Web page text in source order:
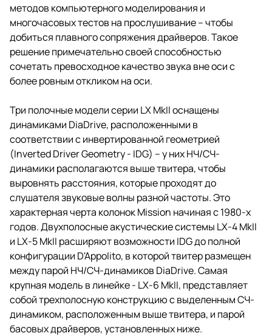
методов компьютерного моделирования и
многочасовых тестов на прослушивание – чтобы
добиться плавного сопряжения драйверов. Такое
решение примечательно своей способностью
сочетать превосходное качество звука вне оси с
более ровным откликом на оси.
Три полочные модели серии LX MkII оснащены
динамиками DiaDrive, расположенными в
соответствии с инвертированной геометрией
(Inverted Driver Geometry - IDG) – у них НЧ/СЧ-
динамики располагаются выше твитера, чтобы
выровнять расстояния, которые проходят до
слушателя звуковые волны разной частоты. Это
характерная черта колонок Mission начиная с 1980-х
годов. Двухполосные акустические системы LX-4 MkII
и LX-5 MkII расширяют возможности IDG до полной
конфигурации D'Appolito, в которой твитер размещен
между парой НЧ/СЧ-динамиков DiaDrive. Самая
крупная модель в линейке - LX-6 MkII, представляет
собой трехполосную конструкцию с выделенным СЧ-
динамиком, расположенным выше твитера, и парой
басовых драйверов, установленных ниже.